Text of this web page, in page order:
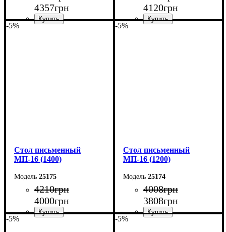
4357грн
4120грн
-5%
Cтол письменный
МП-16 (1400)
25175
4210грн
4000грн
-5%
Cтол письменный
МП-16 (1200)
25174
4008грн
3808грн
-5% -5%